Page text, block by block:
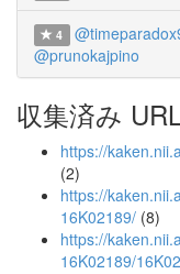
4
@prunokajpino
収集済み
https://
(2)
https://
16K02189/ (8)
https://
16K02189/